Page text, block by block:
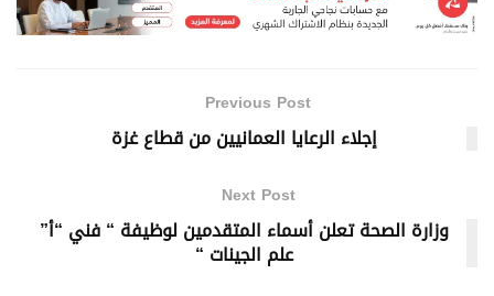
Previous Post
إجلاء الرعايا العمانيين من قطاع غزة
Next Post
‏وزارة الصحة تعلن أسماء المتقدمين لوظيفة “ فني “أ”
علم الجينات “